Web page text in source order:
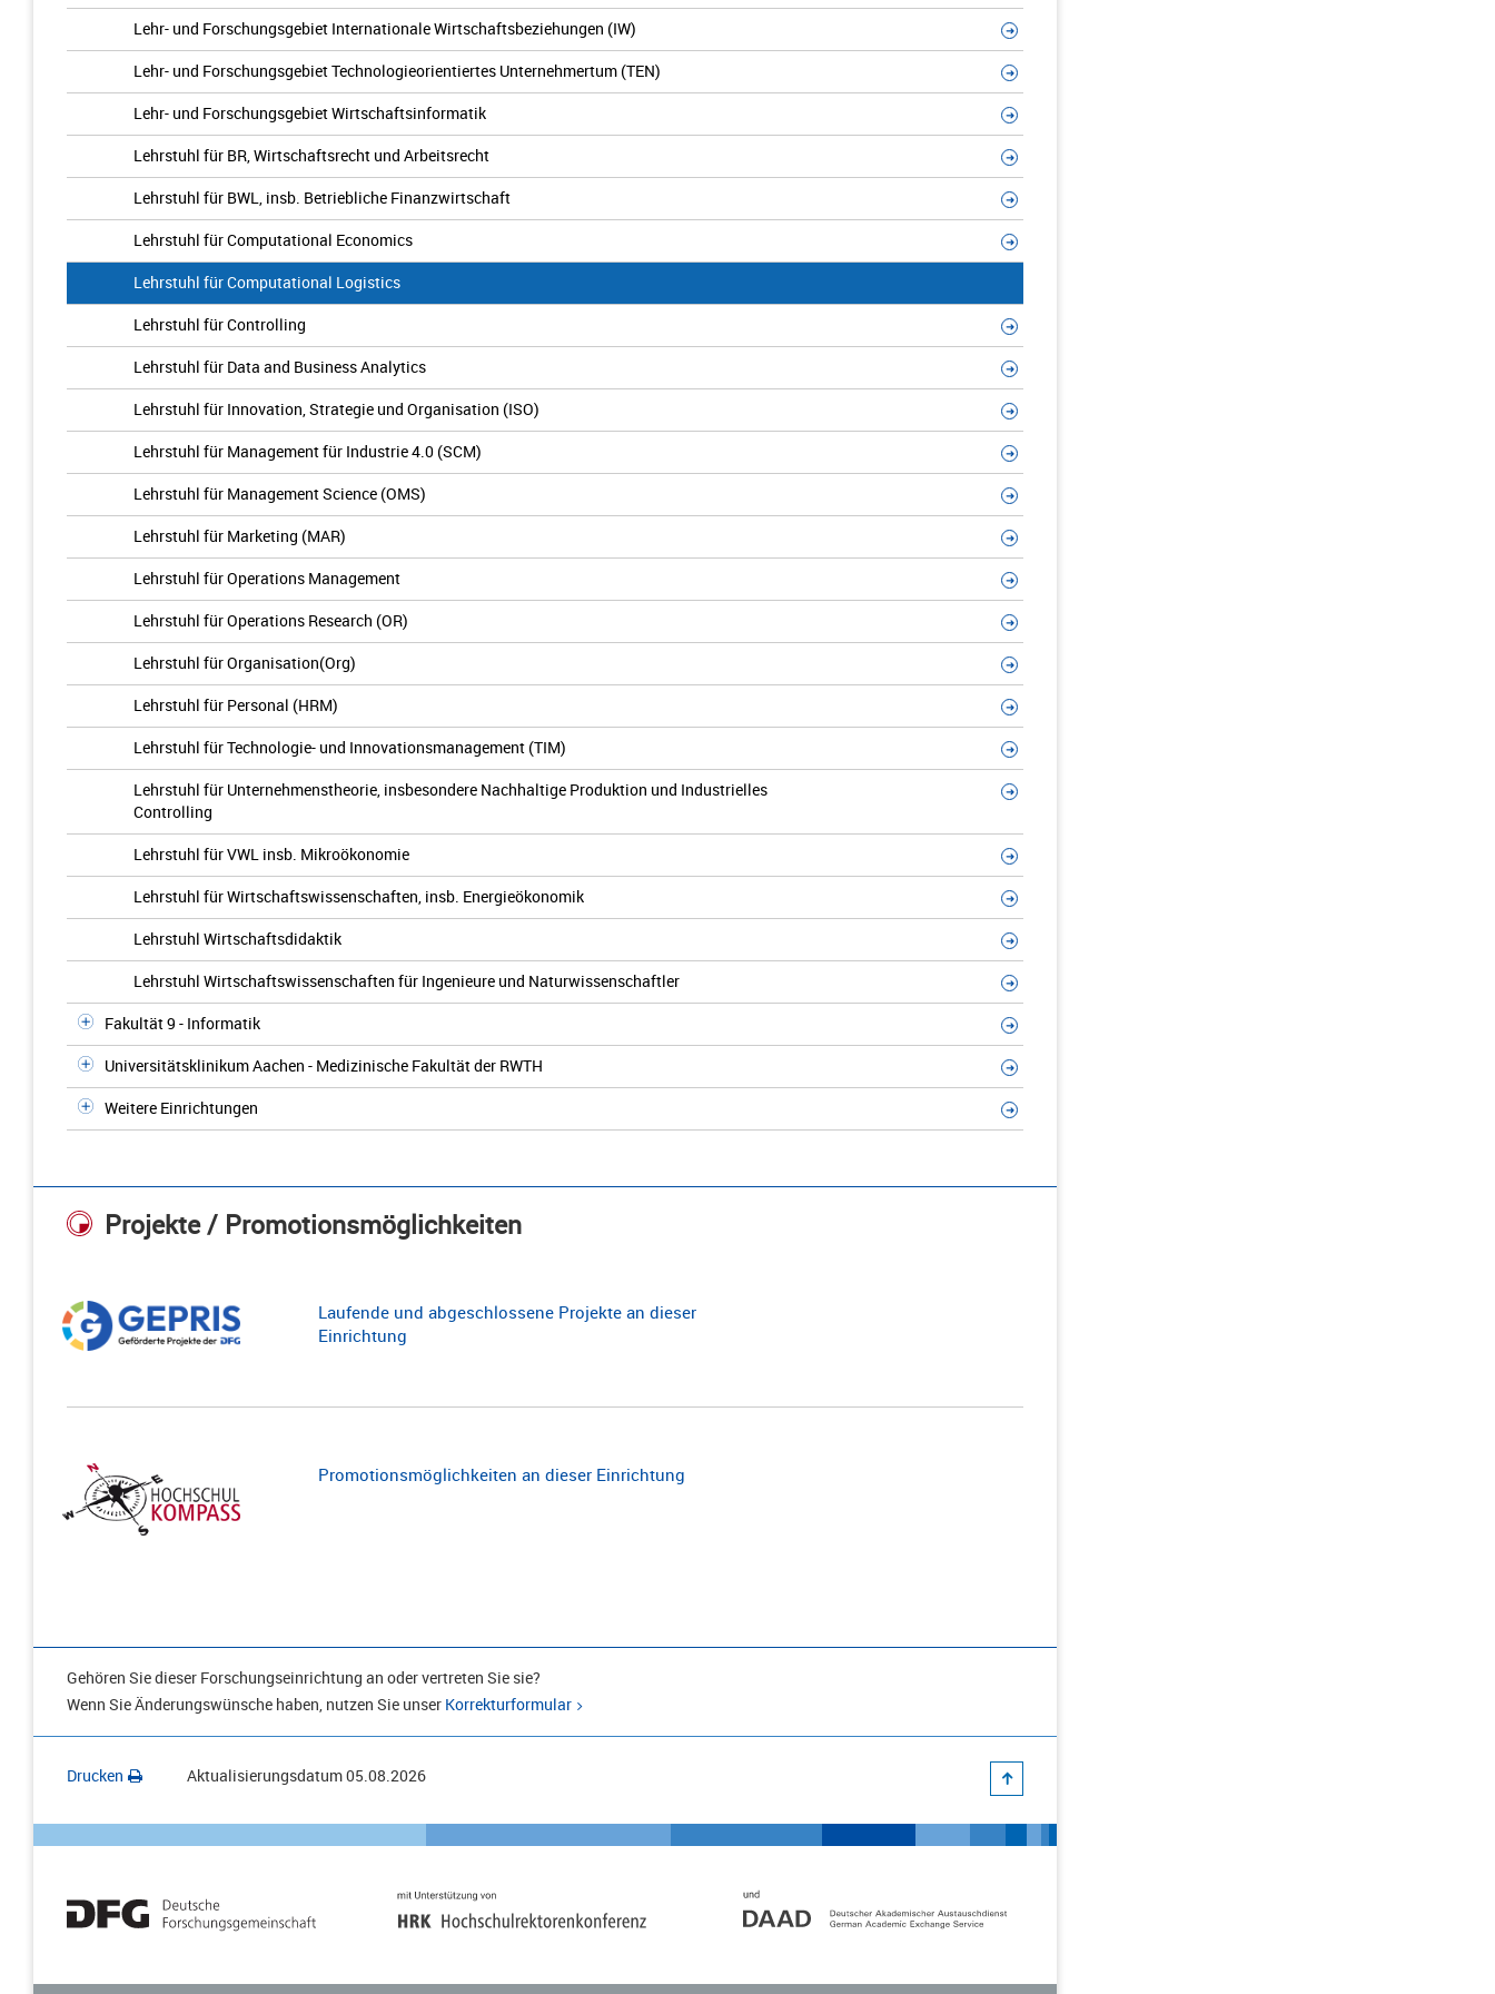
Lehr- und Forschungsgebiet Internationale Wirtschaftsbeziehungen (IW)
Lehr- und Forschungsgebiet Technologieorientiertes Unternehmertum (TEN)
Lehr- und Forschungsgebiet Wirtschaftsinformatik
Lehrstuhl für BR, Wirtschaftsrecht und Arbeitsrecht
Lehrstuhl für BWL, insb. Betriebliche Finanzwirtschaft
Lehrstuhl für Computational Economics
Lehrstuhl für Computational Logistics
Lehrstuhl für Controlling
Lehrstuhl für Data and Business Analytics
Lehrstuhl für Innovation, Strategie und Organisation (ISO)
Lehrstuhl für Management für Industrie 4.0 (SCM)
Lehrstuhl für Management Science (OMS)
Lehrstuhl für Marketing (MAR)
Lehrstuhl für Operations Management
Lehrstuhl für Operations Research (OR)
Lehrstuhl für Organisation(Org)
Lehrstuhl für Personal (HRM)
Lehrstuhl für Technologie- und Innovationsmanagement (TIM)
Lehrstuhl für Unternehmenstheorie, insbesondere Nachhaltige Produktion und Industrielles
Controlling
Lehrstuhl für VWL insb. Mikroökonomie
Lehrstuhl für Wirtschaftswissenschaften, insb. Energieökonomik
Lehrstuhl Wirtschaftsdidaktik
Lehrstuhl Wirtschaftswissenschaften für Ingenieure und Naturwissenschaftler
Fakultät 9 - Informatik
Universitätsklinikum Aachen - Medizinische Fakultät der RWTH
Weitere Einrichtungen
Projekte / Promotionsmöglichkeiten
Laufende und abgeschlossene Projekte an dieser
Einrichtung
Promotionsmöglichkeiten an dieser Einrichtung
Gehören Sie dieser Forschungseinrichtung an oder vertreten Sie sie?
Wenn Sie Änderungswünsche haben, nutzen Sie unser Korrekturformular
Drucken Aktualisierungsdatum05.08.2026